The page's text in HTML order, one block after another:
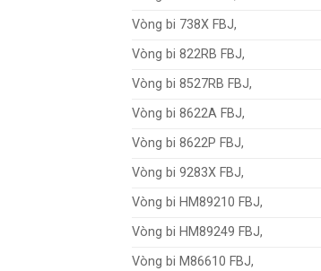
Vòng bi 738X FBJ,
Vòng bi 822RB FBJ,
Vòng bi 8527RB FBJ,
Vòng bi 8622A FBJ,
Vòng bi 8622P FBJ,
Vòng bi 9283X FBJ,
Vòng bi HM89210 FBJ,
Vòng bi HM89249 FBJ,
Vòng bi M86610 FBJ,